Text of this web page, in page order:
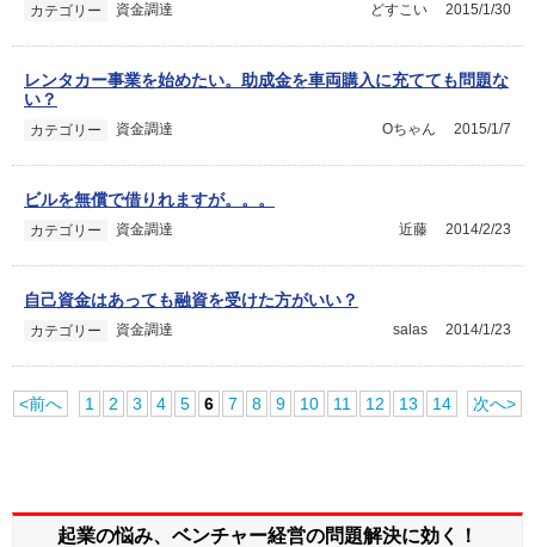
カテゴリー 資金調達 2015/1/30
どすこい
レンタカー事業を始めたい。助成金を車両購入に充てても問題な
い？
カテゴリー 資金調達 2015/1/7
Oちゃん
ビルを無償で借りれますが。。。
カテゴリー 資金調達 2014/2/23
近藤
自己資金はあっても融資を受けた方がいい？
カテゴリー 資金調達 2014/1/23
salas
<前へ 1 2 3 4 5 6 7 8 9 10 11 12 13 14 次へ>
起業の悩み、ベンチャー経営の問題解決に効く！